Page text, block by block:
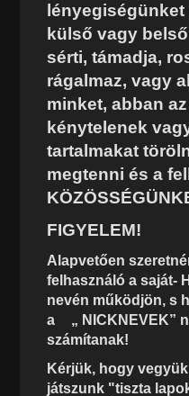
külső vagy
sérti, támadja,
rágalmaz, vagy
minket, abban
kénytelenek
tartalmakat
megtenni és a
FIGYELEM!
Alapvetően
felhasználó a saját-
nevén működjön, s
a
„ NICKNEVEK”
számítanak!
Kérjük, hogy
játszunk "tiszta